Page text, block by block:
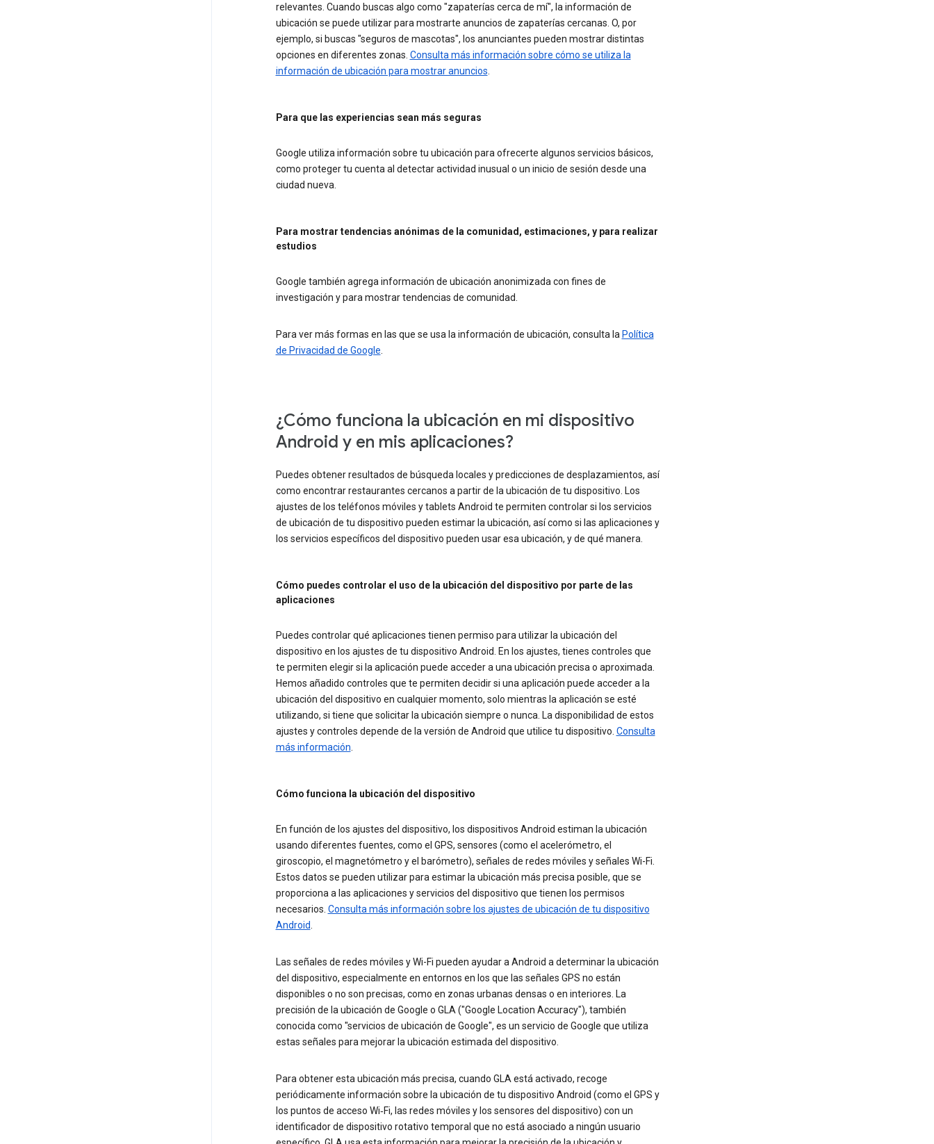
relevantes. Cuando buscas algo como "zapaterías cerca de mí", la información de
ubicación se puede utilizar para mostrarte anuncios de zapaterías cercanas. O, por
ejemplo, si buscas "seguros de mascotas", los anunciantes pueden mostrar distintas
opciones en diferentes zonas. Consulta más información sobre cómo se utiliza la
información de ubicación para mostrar anuncios
Para que las experiencias sean más seguras
Google utiliza información sobre tu ubicación para ofrecerte algunos servicios básicos,
como proteger tu cuenta al detectar actividad inusual o un inicio de sesión desde una
ciudad nueva.
Para mostrar tendencias anónimas de la comunidad, estimaciones, y para realizar
estudios
Google también agrega información de ubicación anonimizada con fines de
investigación y para mostrar tendencias de comunidad.
Para ver más formas en las que se usa la información de ubicación, consulta la Política
de Privacidad de Google
¿Cómo funciona la ubicación en mi dispositivo
Android y en mis aplicaciones?
Puedes obtener resultados de búsqueda locales y predicciones de desplazamientos, así
como encontrar restaurantes cercanos a partir de la ubicación de tu dispositivo. Los
ajustes de los teléfonos móviles y tablets Android te permiten controlar si los servicios
de ubicación de tu dispositivo pueden estimar la ubicación, así como si las aplicaciones y
los servicios específicos del dispositivo pueden usar esa ubicación, y de qué manera.
Cómo puedes controlar el uso de la ubicación del dispositivo por parte de las
aplicaciones
Puedes controlar qué aplicaciones tienen permiso para utilizar la ubicación del
dispositivo en los ajustes de tu dispositivo Android. En los ajustes, tienes controles que
te permiten elegir si la aplicación puede acceder a una ubicación precisa o aproximada.
Hemos añadido controles que te permiten decidir si una aplicación puede acceder a la
ubicación del dispositivo en cualquier momento, solo mientras la aplicación se esté
utilizando, si tiene que solicitar la ubicación siempre o nunca. La disponibilidad de estos
ajustes y controles depende de la versión de Android que utilice tu dispositivo. Consulta
más información
Cómo funciona la ubicación del dispositivo
En función de los ajustes del dispositivo, los dispositivos Android estiman la ubicación
usando diferentes fuentes, como el GPS, sensores (como el acelerómetro, el
giroscopio, el magnetómetro y el barómetro), señales de redes móviles y señales Wi-Fi.
Estos datos se pueden utilizar para estimar la ubicación más precisa posible, que se
proporciona a las aplicaciones y servicios del dispositivo que tienen los permisos
necesarios. Consulta más información sobre los ajustes de ubicación de tu dispositivo
Android
Las señales de redes móviles y Wi-Fi pueden ayudar a Android a determinar la ubicación
del dispositivo, especialmente en entornos en los que las señales GPS no están
disponibles o no son precisas, como en zonas urbanas densas o en interiores. La
precisión de la ubicación de Google o GLA ("Google Location Accuracy"), también
conocida como "servicios de ubicación de Google", es un servicio de Google que utiliza
estas señales para mejorar la ubicación estimada del dispositivo.
Para obtener esta ubicación más precisa, cuando GLA está activado, recoge
periódicamente información sobre la ubicación de tu dispositivo Android (como el GPS y
los puntos de acceso Wi‐Fi, las redes móviles y los sensores del dispositivo) con un
identificador de dispositivo rotativo temporal que no está asociado a ningún usuario